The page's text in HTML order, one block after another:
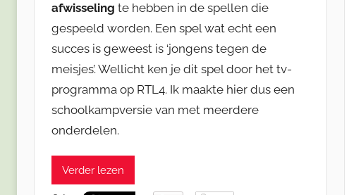
afwisseling te hebben in de spellen die
gespeeld worden. Een spel wat echt een
succes is geweest is ‘jongens tegen de
meisjes’. Wellicht ken je dit spel door het tv-
programma op RTL4. Ik maakte hier dus een
schoolkampversie van met meerdere
onderdelen.
Verder lezen